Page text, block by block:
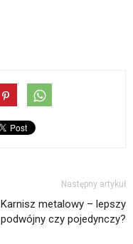
Następny artykuł
Karnisz metalowy – lepszy
podwójny czy pojedynczy?